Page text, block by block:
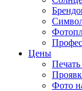
Цены
Фото